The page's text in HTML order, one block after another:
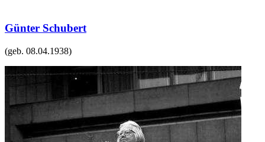
Günter Schubert
(geb. 08.04.1938)